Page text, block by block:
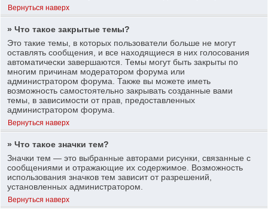
Вернуться наверх
» Что такое закрытые темы?
Это такие темы, в которых пользователи больше не могут
оставлять сообщения, и все находящиеся в них голосования
автоматически завершаются. Темы могут быть закрыты по
многим причинам модератором форума или
администратором форума. Также вы можете иметь
возможность самостоятельно закрывать созданные вами
темы, в зависимости от прав, предоставленных
администратором форума.
Вернуться наверх
» Что такое значки тем?
Значки тем — это выбранные авторами рисунки, связанные с
сообщениями и отражающие их содержимое. Возможность
использования значков тем зависит от разрешений,
установленных администратором.
Вернуться наверх